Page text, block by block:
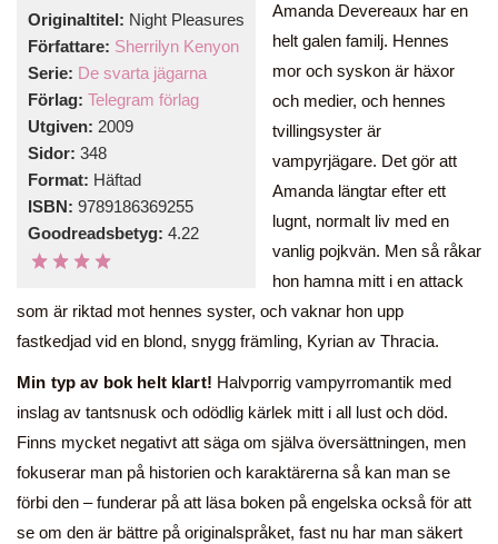
Originaltitel: Night Pleasures
Författare: Sherrilyn Kenyon
Serie: De svarta jägarna
Förlag: Telegram förlag
Utgiven: 2009
Sidor: 348
Format: Häftad
ISBN: 9789186369255
Goodreadsbetyg: 4.22
Amanda Devereaux har en
helt galen familj. Hennes
mor och syskon är häxor
och medier, och hennes
tvillingsyster är
vampyrjägare. Det gör att
Amanda längtar efter ett
lugnt, normalt liv med en
vanlig pojkvän. Men så råkar
hon hamna mitt i en attack
som är riktad mot hennes syster, och vaknar hon upp
fastkedjad vid en blond, snygg främling, Kyrian av Thracia.
Min typ av bok helt klart! Halvporrig vampyrromantik med
inslag av tantsnusk och odödlig kärlek mitt i all lust och död.
Finns mycket negativt att säga om själva översättningen, men
fokuserar man på historien och karaktärerna så kan man se
förbi den – funderar på att läsa boken på engelska också för att
se om den är bättre på originalspråket, fast nu har man säkert